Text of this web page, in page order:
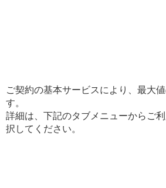
ご契約の基本サービスにより、最大
す。
詳細は、下記のタブメニューからご
択してください。